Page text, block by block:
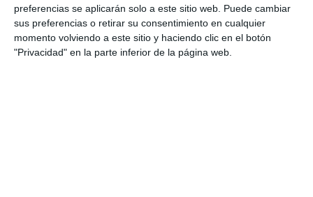
preferencias se aplicarán solo a este sitio web. Puede cambiar
sus preferencias o retirar su consentimiento en cualquier
momento volviendo a este sitio y haciendo clic en el botón
"Privacidad" en la parte inferior de la página web.
como el Día Mundial del Medio Ambiente, el 5 de
junio, y el Día de los Océanos, el 8, y cuenta con el
apoyo de la Fundación Unicaja y la colaboración de la